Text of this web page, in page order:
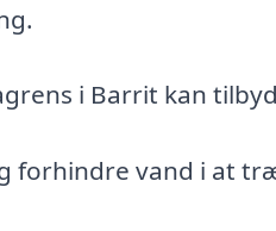
i Barrit kan
forhindre vand i at